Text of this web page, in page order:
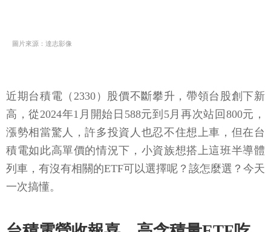
圖片來源：達志影像
近期台積電（2330）股價不斷攀升，帶領台股創下新
高，從2024年1月開始日588元到5月再次站回800元，
漲勢相當驚人，許多投資人也忍不住想上車，但在台
積電如此高單價的情況下，小資族想搭上這班半導體
列車，有沒有相關的ETF可以選擇呢？該怎麼選？今天
一次搞懂。